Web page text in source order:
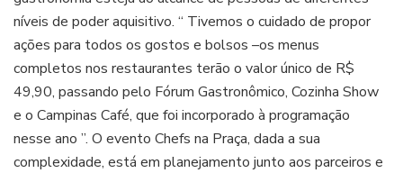
níveis de poder aquisitivo. “ Tivemos o cuidado de propor
ações para todos os gostos e bolsos –os menus
completos nos restaurantes terão o valor único de R$
49,90, passando pelo Fórum Gastronômico, Cozinha Show
e o Campinas Café, que foi incorporado à programação
nesse ano ”. O evento Chefs na Praça, dada a sua
complexidade, está em planejamento junto aos parceiros e